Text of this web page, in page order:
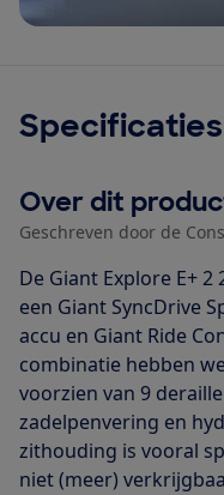
Specificaties
Over dit
Geschreven door de
De Giant Explore E+
een Giant SyncDrive
accu en Giant Ride
combinatie hebben
voorzien van 9
zadelpenvering en
zithouding is vooral
niet (meer)